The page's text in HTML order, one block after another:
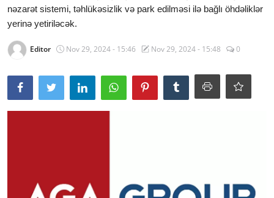
Əlaqə
Xəbərlər
nəzarət sistemi, təhlükəsizlik və park edilməsi ilə bağlı öhdəliklər
yerinə yetiriləcək.
Editor Nov 29, 2024 - 15:46 Nov 29, 2024 - 15:48 0